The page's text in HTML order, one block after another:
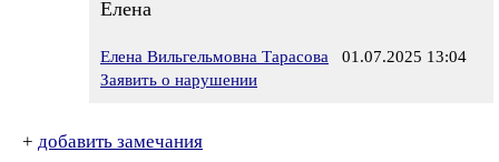
Елена
Елена Вильгельмовна Тарасова 01.07.2025 13:04
Заявить о нарушении
+ добавить замечания